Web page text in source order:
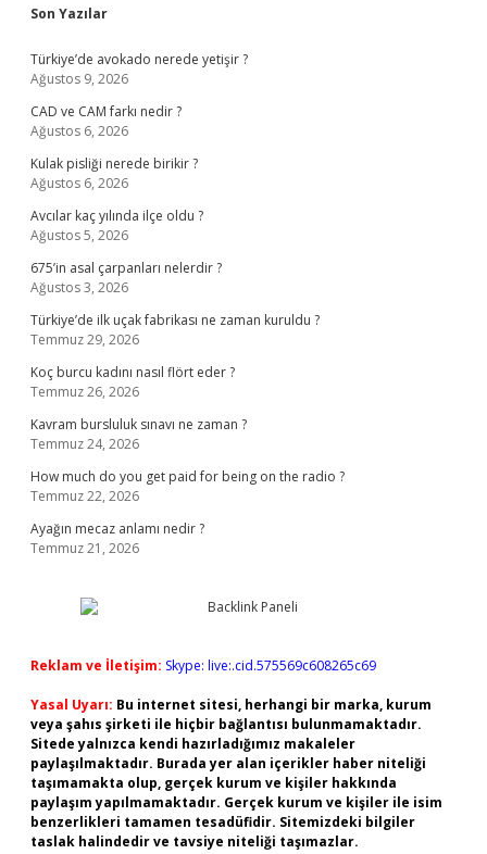
Sidebar
Son Yazılar
Türkiye’de avokado nerede yetişir ?
Ağustos 9, 2026
CAD ve CAM farkı nedir ?
Ağustos 6, 2026
Kulak pisliği nerede birikir ?
Ağustos 6, 2026
Avcılar kaç yılında ilçe oldu ?
Ağustos 5, 2026
675’in asal çarpanları nelerdir ?
Ağustos 3, 2026
Türkiye’de ilk uçak fabrikası ne zaman kuruldu ?
Temmuz 29, 2026
Koç burcu kadını nasıl flört eder ?
Temmuz 26, 2026
Kavram bursluluk sınavı ne zaman ?
Temmuz 24, 2026
How much do you get paid for being on the radio ?
Temmuz 22, 2026
Ayağın mecaz anlamı nedir ?
Temmuz 21, 2026
Reklam ve İletişim: Skype: live:.cid.575569c608265c69
Yasal Uyarı: Bu internet sitesi, herhangi bir marka, kurum
veya şahıs şirketi ile hiçbir bağlantısı bulunmamaktadır.
Sitede yalnızca kendi hazırladığımız makaleler
paylaşılmaktadır. Burada yer alan içerikler haber niteliği
taşımamakta olup, gerçek kurum ve kişiler hakkında
paylaşım yapılmamaktadır. Gerçek kurum ve kişiler ile isim
benzerlikleri tamamen tesadüfidir. Sitemizdeki bilgiler
taslak halindedir ve tavsiye niteliği taşımazlar.